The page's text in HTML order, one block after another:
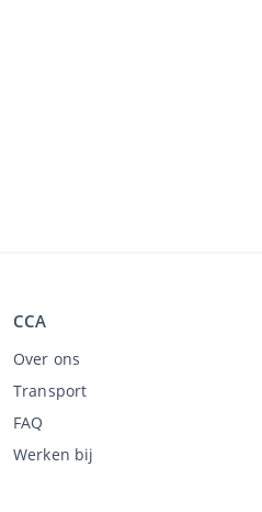
CCA
Over ons
Transport
FAQ
Werken bij